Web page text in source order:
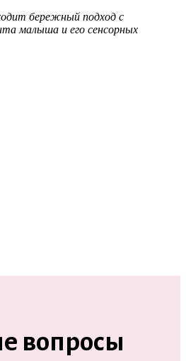
бережный подход с
малыша и его сенсорных
вопросы